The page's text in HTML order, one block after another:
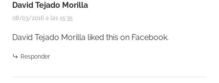
David Tejado Morilla
08/03/2016 a las 15:35
David Tejado Morilla liked this on Facebook.
Responder